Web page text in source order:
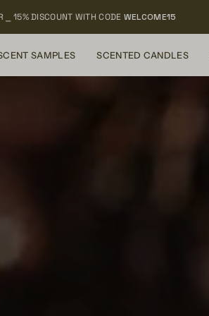
SHIPPING SEK 59 ⎯FREE SHIPPING
SAMPLES SCENTED CANDLES